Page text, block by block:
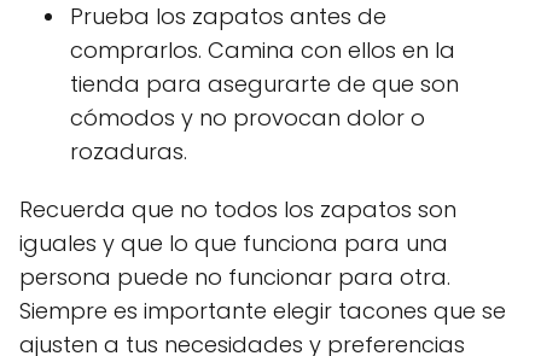
Prueba los zapatos antes de
comprarlos. Camina con ellos en la
tienda para asegurarte de que son
cómodos y no provocan dolor o
rozaduras.
Recuerda que no todos los zapatos son
iguales y que lo que funciona para una
persona puede no funcionar para otra.
Siempre es importante elegir tacones que se
ajusten a tus necesidades y preferencias